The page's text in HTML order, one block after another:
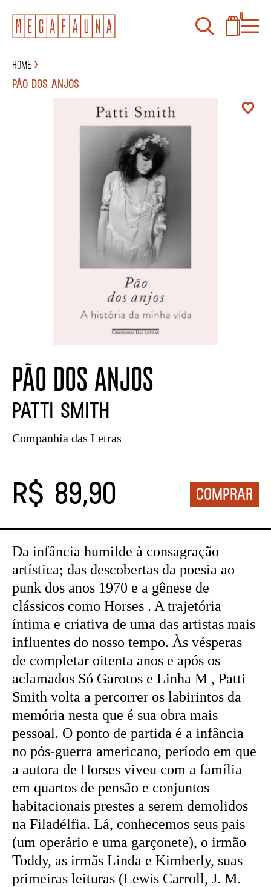
0
Home
PÃO DOS ANJOS
PÃO DOS ANJOS
Patti Smith
Companhia das Letras
R$ 89,90
Da infância humilde à consagração
artística; das descobertas da poesia ao
punk dos anos 1970 e a gênese de
clássicos como Horses . A trajetória
íntima e criativa de uma das artistas mais
influentes do nosso tempo. Às vésperas
de completar oitenta anos e após os
aclamados Só Garotos e Linha M , Patti
Smith volta a percorrer os labirintos da
memória nesta que é sua obra mais
pessoal. O ponto de partida é a infância
no pós-guerra americano, período em que
a autora de Horses viveu com a família
em quartos de pensão e conjuntos
habitacionais prestes a serem demolidos
na Filadélfia. Lá, conhecemos seus pais
(um operário e uma garçonete), o irmão
Toddy, as irmãs Linda e Kimberly, suas
primeiras leituras (Lewis Carroll, J. M.